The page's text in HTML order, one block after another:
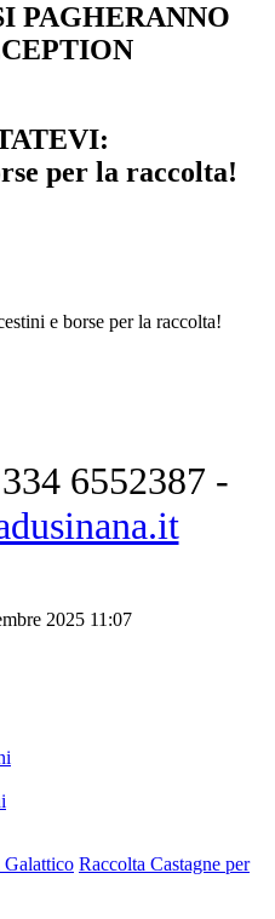
PAGHERANNO
per la raccolta!
e borse per la raccolta!
6552387 -
2025 11:07
Galattico Raccolta Castagne per